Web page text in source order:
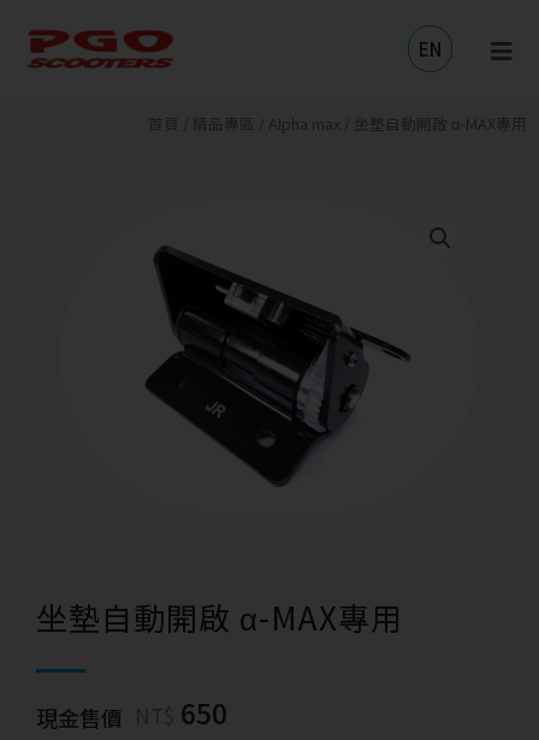
EN
首頁 精品專區 Alpha max / 坐墊自動開啟 α-MAX專用
坐墊自動開啟 α-MAX專用
現金售價 650